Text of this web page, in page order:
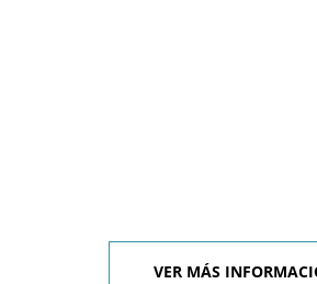
VER MÁS